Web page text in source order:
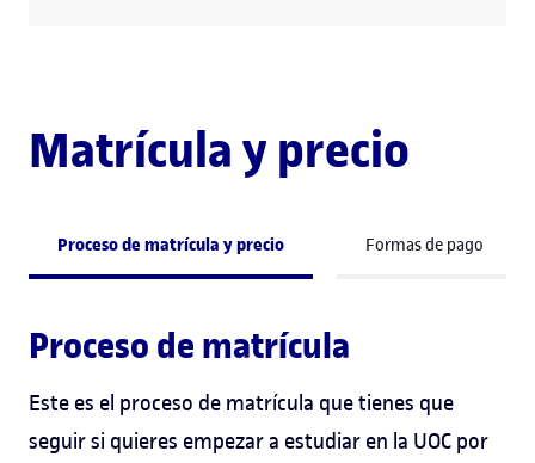
Matrícula y precio
Proceso de matrícula y precio Formas de pago
Proceso de matrícula
Este es el proceso de matrícula que tienes que
seguir si quieres empezar a estudiar en la UOC por